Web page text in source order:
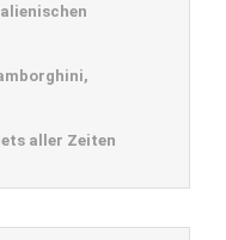
aller Zeiten